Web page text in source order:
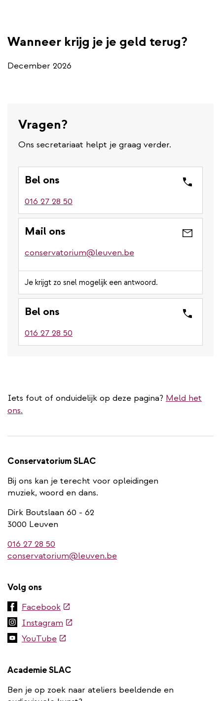
Wanneer krijg je je geld terug?
December 2026
Vragen?
Ons secretariaat helpt je graag verder.
Bel ons
016 27 28 50
Mail ons
conservatorium@leuven.be
Je krijgt zo snel mogelijk een antwoord.
Bel ons
016 27 28 50
Iets fout of onduidelijk op deze pagina? Meld het
ons.
Conservatorium SLAC
Bij ons kan je terecht voor opleidingen
muziek, woord en dans.
Dirk Boutslaan 60 - 62
3000 Leuven
016 27 28 50
conservatorium@leuven.be
Volg ons
Facebook(externe
link)
Instagram (externe
link)
YouTube(externe
Academie SLAC
Ben je op zoek naar ateliers beeldende en